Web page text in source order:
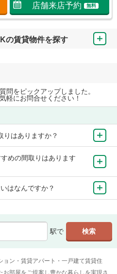
店舗来店予約 無料
の賃貸物件を探す
問をピックアップしました。
軽にお問合せください！
りはありますか？
めの間取りはあります
はなんですか？
駅で
ン・賃貸アパート・一戸建て賃貸住
部屋をご提案し豊かな暮らしを実現さ